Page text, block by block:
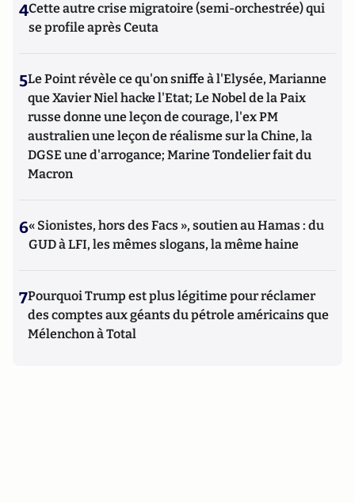
4Cette autre crise migratoire (semi-orchestrée) qui
se profile après Ceuta
5Le Point révèle ce qu'on sniffe à l'Elysée, Marianne
que Xavier Niel hacke l'Etat; Le Nobel de la Paix
russe donne une leçon de courage, l'ex PM
australien une leçon de réalisme sur la Chine, la
DGSE une d'arrogance; Marine Tondelier fait du
Macron
6« Sionistes, hors des Facs », soutien au Hamas : du
GUD à LFI, les mêmes slogans, la même haine
7Pourquoi Trump est plus légitime pour réclamer
des comptes aux géants du pétrole américains que
Mélenchon à Total